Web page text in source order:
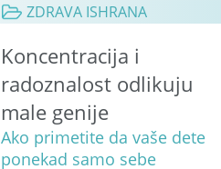
ZDRAVA ISHRANA
Koncentracija i
radoznalost odlikuju
male genije
Ako primetite da vaše dete
ponekad samo sebe